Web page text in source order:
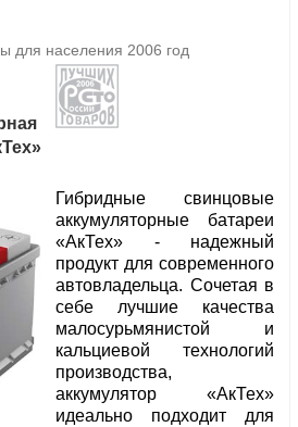
для населения 2006 год
Гибридные свинцовые
аккумуляторные батареи
«АкТех» - надежный
продукт для современного
автовладельца. Сочетая в
себе лучшие качества
малосурьмянистой и
кальциевой технологий
производства,
аккумулятор «АкТех»
идеально подходит для